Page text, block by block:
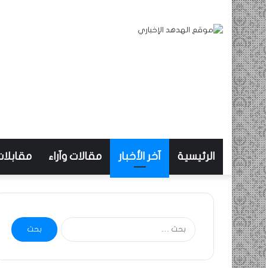
الرئيسية آخر الأخبار مقالات وآراء
البحث
عن: